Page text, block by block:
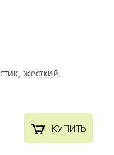
жесткий,
КУПИТЬ